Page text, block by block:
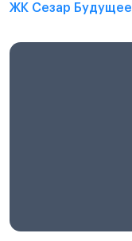
ЖК Сезар Будущее